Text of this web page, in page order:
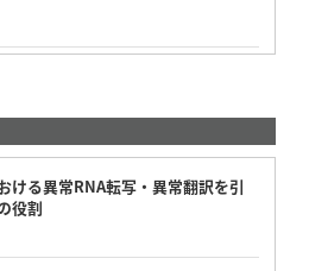
る異常RNA転写・異常翻訳を引
役割